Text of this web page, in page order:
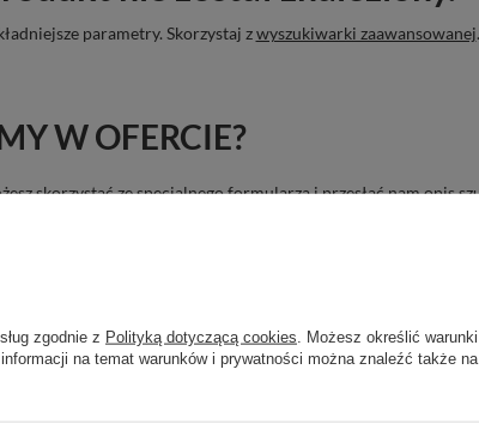
parametry. Skorzystaj zwyszukiwarki zaawansowanej.
W OFERCIE?
skorzystać ze specjalnego formularza i przesłać nam opis
zgodnie z Polityką dotyczącą cookies . Możesz określić
na temat warunków i prywatności można znaleźć także